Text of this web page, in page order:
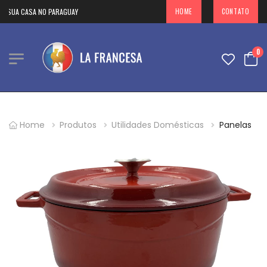
CASA NO PARAGUAY HOME CONTATO
0
Home Produtos Utilidades Domésticas Panelas